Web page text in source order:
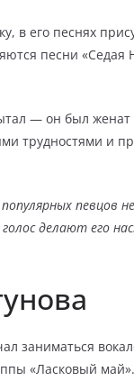
его песнях
песни
— он был
трудностями и
певцов
делают его
заниматься
«Ласковый май».